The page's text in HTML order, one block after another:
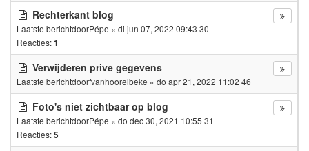
Rechterkant blog
Laatste berichtdoorPépe « di jun 07, 2022 09:43 30
Reacties:1
Verwijderen prive gegevens
Laatste berichtdoorfvanhoorelbeke « do apr 21, 2022 11:02 46
Foto's niet zichtbaar op blog
Laatste berichtdoorPépe « do dec 30, 2021 10:55 31
Reacties:5